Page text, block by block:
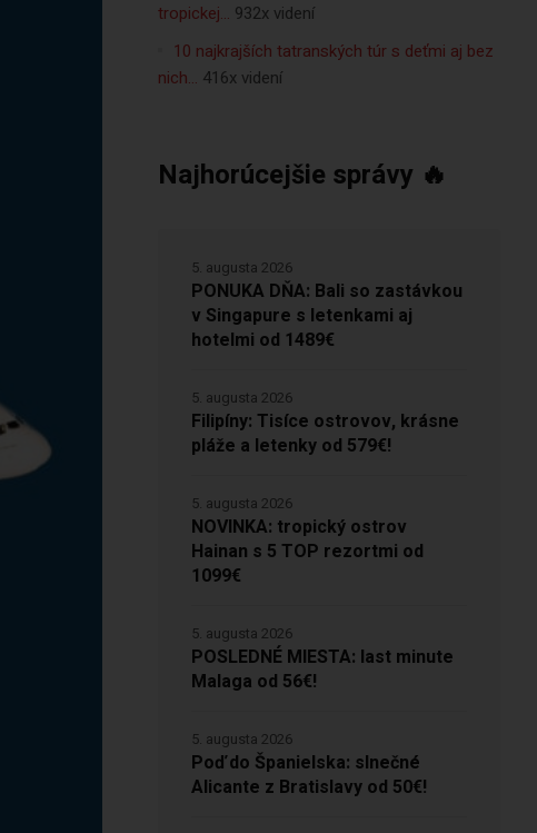
tropickej… 932x videní
10 najkrajších tatranských túr s deťmi aj bez
nich… 416x videní
Najhorúcejšie správy 🔥
PONUKA DŇA: Bali so zastávkou
v Singapure s letenkami aj
hotelmi od 1489€
5. augusta 2026
Filipíny: Tisíce ostrovov, krásne
pláže a letenky od 579€!
5. augusta 2026
NOVINKA: tropický ostrov
Hainan s 5 TOP rezortmi od
1099€
5. augusta 2026
POSLEDNÉ MIESTA: last minute
Malaga od 56€!
5. augusta 2026
Poď do Španielska: slnečné
Alicante z Bratislavy od 50€!
5. augusta 2026